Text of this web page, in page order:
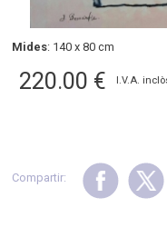
Mides: 140 x 80 cm
220.00 € I.V.A.
Compartir: